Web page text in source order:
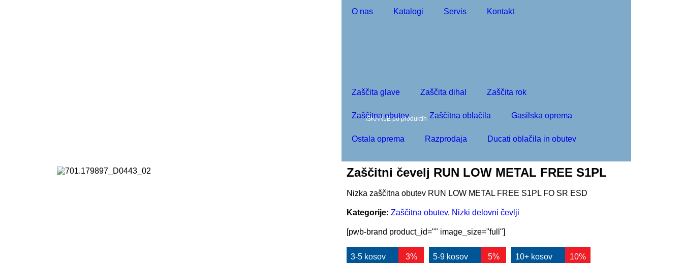
O nas Katalogi Servis Kontakt
Zaščita glave Zaščita dihal Zaščita rok
Zaščitna obutev Zaščitna oblačila Gasilska oprema
Ostala oprema Razprodaja Ducati oblačila in obutev
Zaščitni čevelj RUN LOW METAL FREE S1PL
Nizka zaščitna obutev RUN LOW METAL FREE S1PL FO SR ESD
Kategorije: Zaščitna obutev, Nizki delovni čevlji
[pwb-brand product_id="" image_size="full"]
3-5 kosov 3% 5-9 kosov 5% 10+ kosov 10%